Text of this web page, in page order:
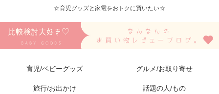
☆育児グッズと家電をおトクに買いたい☆
育児/ベビーグッズ グルメ/お取り寄せ
旅行/お出かけ 話題の人/もの